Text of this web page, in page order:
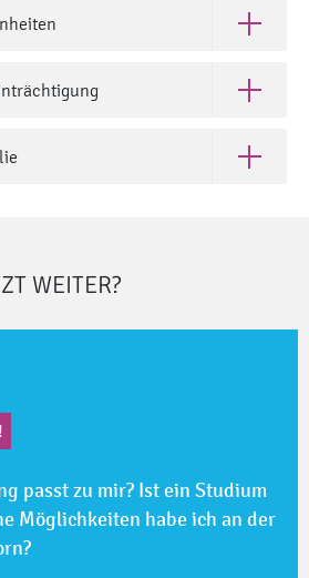
Öffne
Öffne
Öffne
WEITER?
passt zu mir? Ist ein Studium
Möglichkeiten habe ich an der